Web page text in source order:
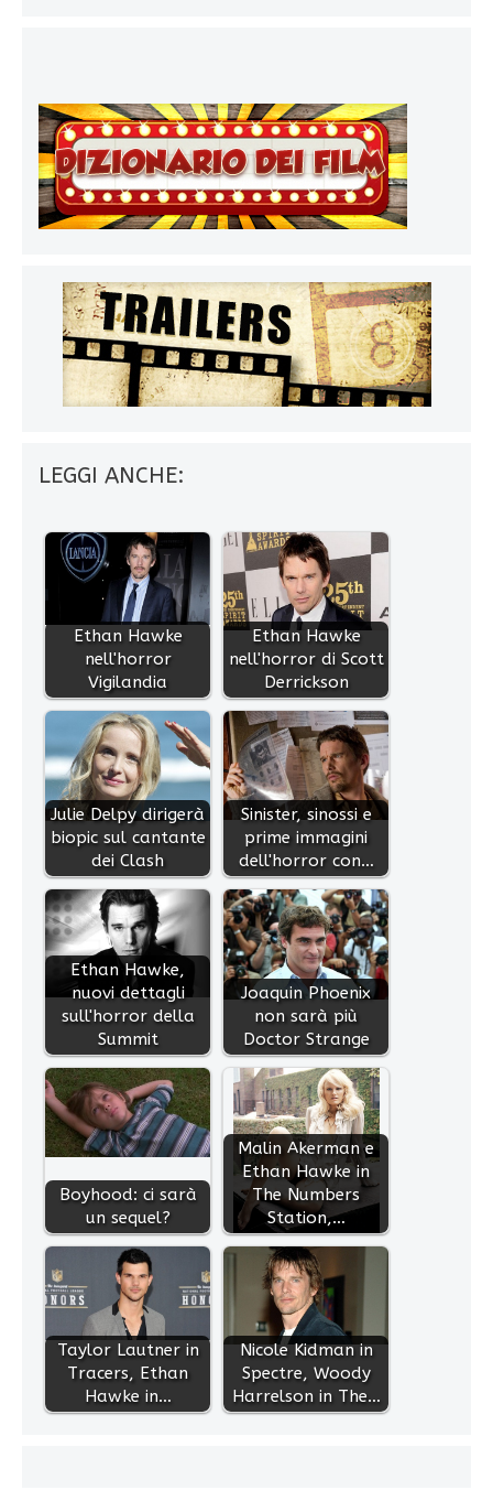
LEGGI ANCHE:
Ethan Hawke
nell'horror
Vigilandia
Ethan Hawke
nell'horror di Scott
Derrickson
Julie Delpy dirigerà
biopic sul cantante
dei Clash
Sinister, sinossi e
prime immagini
dell'horror con…
Ethan Hawke,
nuovi dettagli
sull'horror della
Summit
Joaquin Phoenix
non sarà più
Doctor Strange
Boyhood: ci sarà
un sequel?
Malin Akerman e
Ethan Hawke in
The Numbers
Station,…
Taylor Lautner in
Tracers, Ethan
Hawke in…
Nicole Kidman in
Spectre, Woody
Harrelson in The…